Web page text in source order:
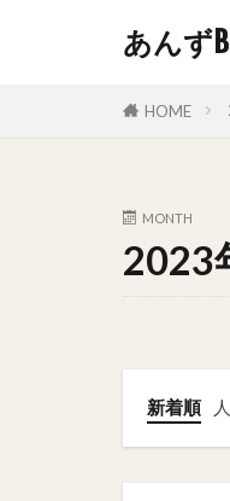
あんず
HOME
MONTH
2023
新着順